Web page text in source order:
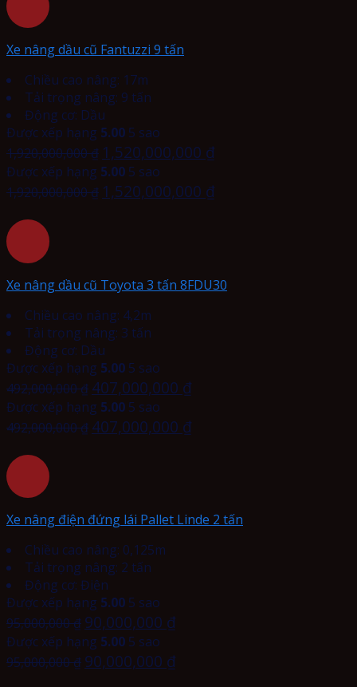
Xe nâng dầu cũ Fantuzzi 9 tấn
Chiều cao nâng: 17m
Tải trọng nâng: 9 tấn
Động cơ: Dầu
Được xếp hạng 5.00 5 sao
1,920,000,000₫ 1,520,000,000 ₫
Được xếp hạng 5.00 5 sao
1,920,000,000₫ 1,520,000,000 ₫
Xe nâng dầu cũ Toyota 3 tấn 8FDU30
Chiều cao nâng: 4,2m
Tải trọng nâng: 3 tấn
Động cơ: Dầu
Được xếp hạng 5.00 5 sao
492,000,000₫ 407,000,000 ₫
Được xếp hạng 5.00 5 sao
492,000,000₫ 407,000,000 ₫
Xe nâng điện đứng lái Pallet Linde 2 tấn
Chiều cao nâng: 0,125m
Tải trọng nâng: 2 tấn
Động cơ: Điện
Được xếp hạng 5.00 5 sao
95,000,000₫ 90,000,000 ₫
Được xếp hạng 5.00 5 sao
95,000,000₫ 90,000,000 ₫